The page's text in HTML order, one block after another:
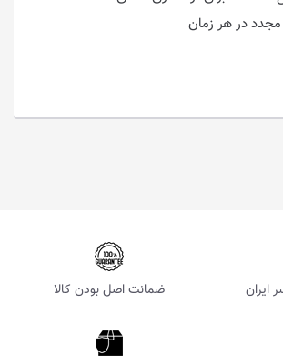
در هر زمان
ایران ضمانت اصل بودن کالا